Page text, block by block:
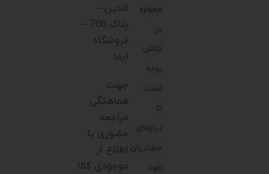
همواره
در
تلاش
بوده
است
تا
نیازهای
مشتریان
خود
الدین –
پلاک 708 –
فروشگاه
ایما
جهت
هماهنگی
مراجعه
حضوری یا
اطلاع از
موجودی کالا